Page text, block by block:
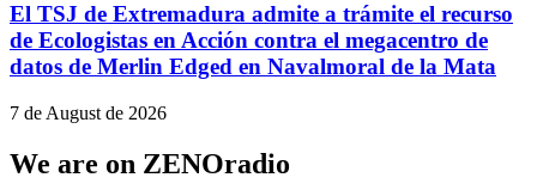
El TSJ de Extremadura admite a trámite el recurso
de Ecologistas en Acción contra el megacentro de
datos de Merlin Edged en Navalmoral de la Mata
7 de August de 2026
We are on ZENOradio